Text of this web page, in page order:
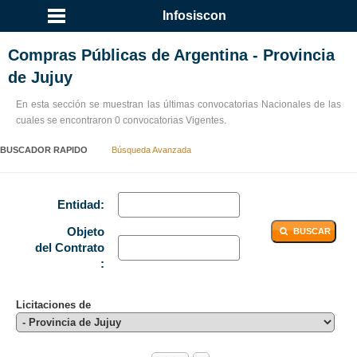
Infosiscon
Compras Públicas de Argentina - Provincia
de Jujuy
En esta sección se muestran las últimas convocatorias Nacionales de las
cuales se encontraron 0 convocatorias Vigentes.
BUSCADOR RAPIDO Búsqueda Avanzada
Entidad:
BUSCAR
Objeto
del Contrato
:
Licitaciones de